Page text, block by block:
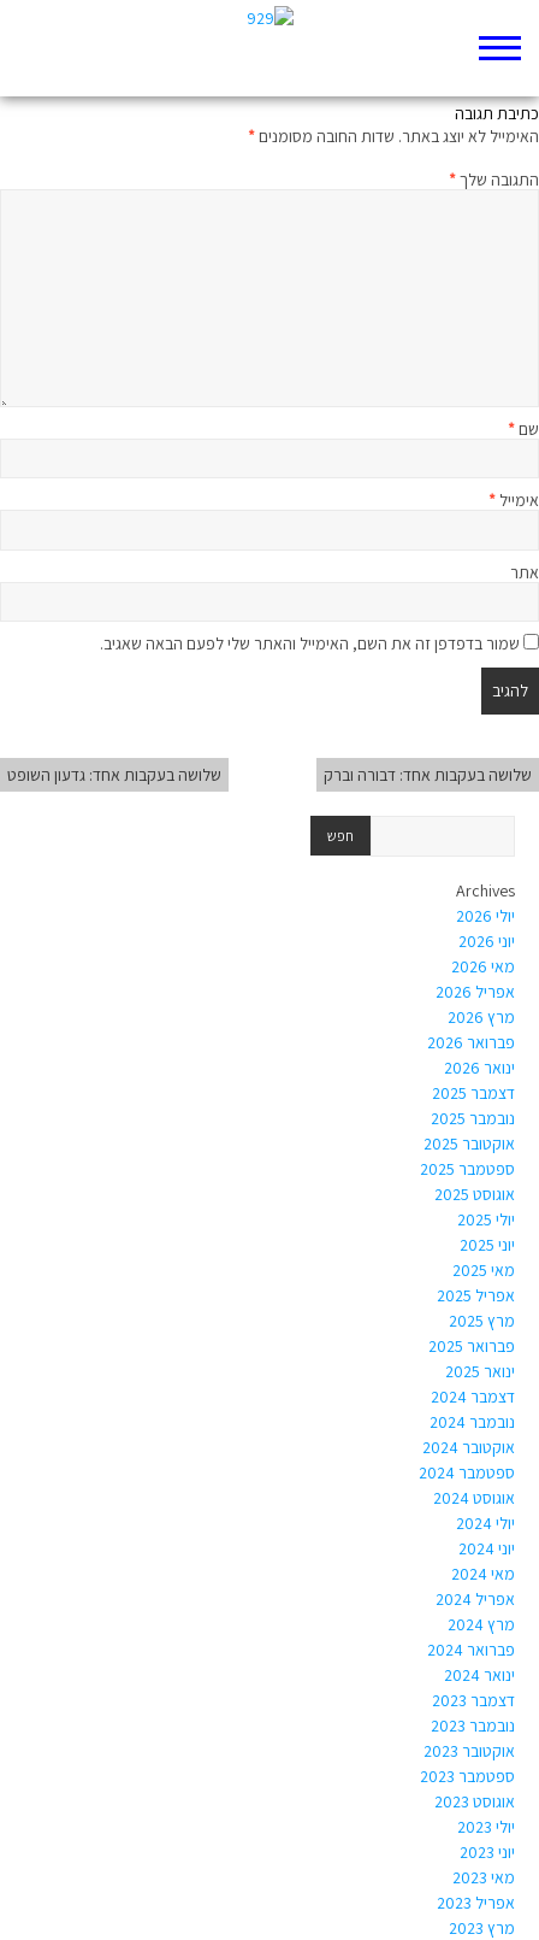
כתיבת תגובה
האימייל לא יוצג באתר. שדות החובה מסומנים*
התגובה שלך*
שם*
אימייל *
אתר
שמור בדפדפן זה את השם, האימייל והאתר שלי לפעם הבאה שאגיב.
שלושה בעקבות אחד: דבורה וברק שלושה בעקבות אחד: גדעון השופט
Archives
יולי 2026
יוני 2026
מאי 2026
אפריל 2026
מרץ 2026
פברואר 2026
ינואר 2026
דצמבר 2025
נובמבר 2025
אוקטובר 2025
ספטמבר 2025
אוגוסט 2025
יולי 2025
יוני 2025
מאי 2025
אפריל 2025
מרץ 2025
פברואר 2025
ינואר 2025
דצמבר 2024
נובמבר 2024
אוקטובר 2024
ספטמבר 2024
אוגוסט 2024
יולי 2024
יוני 2024
מאי 2024
אפריל 2024
מרץ 2024
פברואר 2024
ינואר 2024
דצמבר 2023
נובמבר 2023
אוקטובר 2023
ספטמבר 2023
אוגוסט 2023
יולי 2023
יוני 2023
מאי 2023
אפריל 2023
מרץ 2023